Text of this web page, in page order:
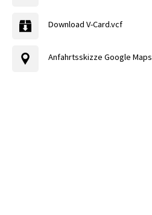
Download V-Card.vcf
Anfahrtsskizze Google Maps